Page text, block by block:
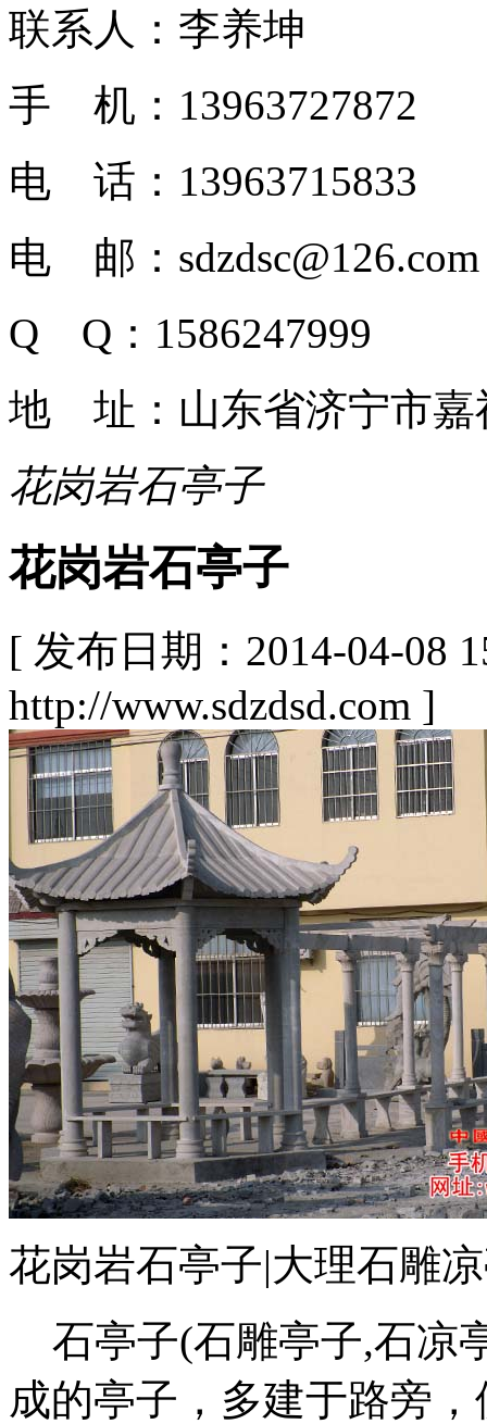
联系人：李养坤
手 机：13963727872
电 话：13963715833
电 邮：sdzdsc@126.com
Q Q：1586247999
地 址：山东省济宁市嘉
花岗岩石亭子
花岗岩石亭子
[ 发布日期：2014-04-08
http://www.sdzdsd.com ]
花岗岩石亭子|大理石雕
石亭子(石雕亭子,石凉
成的亭子，多建于路旁